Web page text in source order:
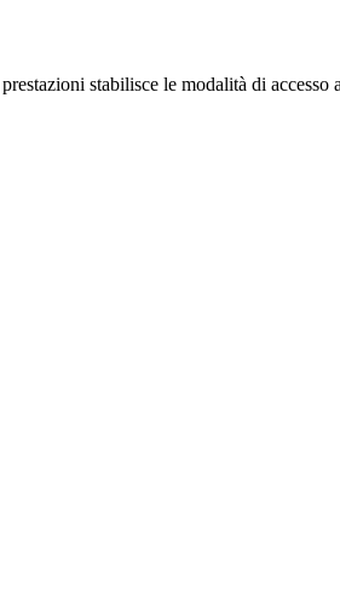
stabilisce le modalità di